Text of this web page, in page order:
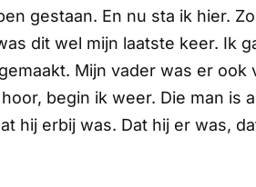
gestaan. En nu sta ik hier.
dit wel mijn laatste keer. Ik
Mijn vader was er
begin ik weer. Die man is
hij erbij was. Dat hij er was,